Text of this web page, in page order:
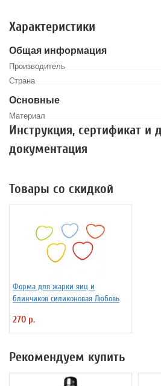
Характеристики
Общая информация
Производитель
Страна
Основные
Материал
Инструкция, сертификат и
документация
Товары со скидкой
Форма для жарки яиц и
блинчиков силиконовая Любовь
270 р.
Рекомендуем купить